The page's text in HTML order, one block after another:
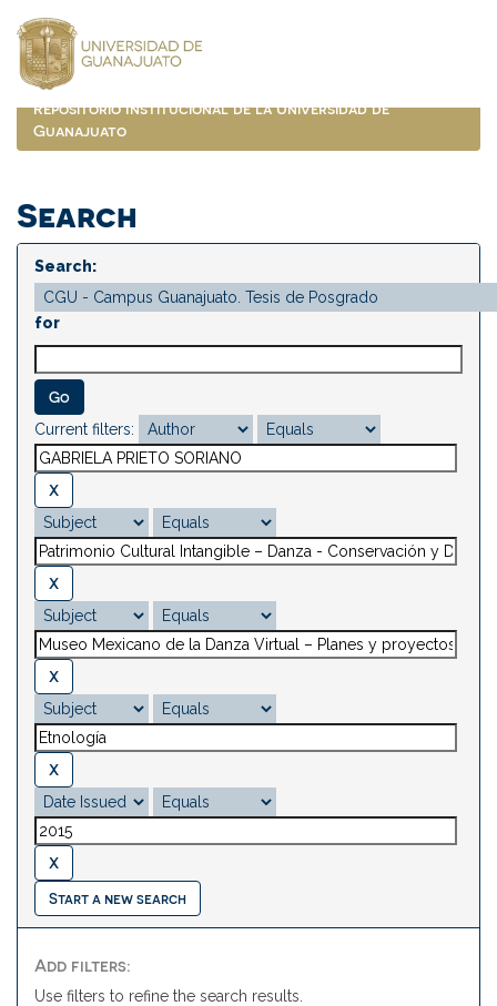
navigation
Repositorio Institucional de la Universidad de
Guanajuato
Search
Search:
for
Current filters:
Start a new search
Add filters:
Use filters to refine the search results.